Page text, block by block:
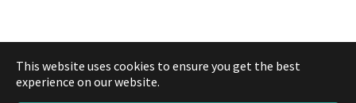
This website uses cookies to ensure you get the best
experience on our website.